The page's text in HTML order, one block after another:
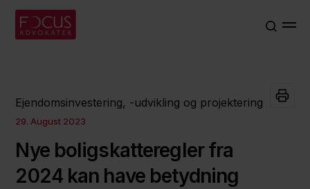
Ejendomsinvestering, -udvikling og projektering
29. August 2023
Nye boligskatteregler fra
2024 kan have betydning